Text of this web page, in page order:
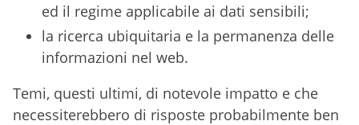
ed il regime applicabile ai dati sensibili;
la ricerca ubiquitaria e la permanenza delle
informazioni nel web.
Temi, questi ultimi, di notevole impatto e che
necessiterebbero di risposte probabilmente ben